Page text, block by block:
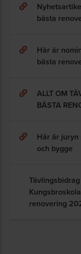
bästa
Här är
bästa
ALLT OM
BÄSTA
Här är
och bygge
renovering